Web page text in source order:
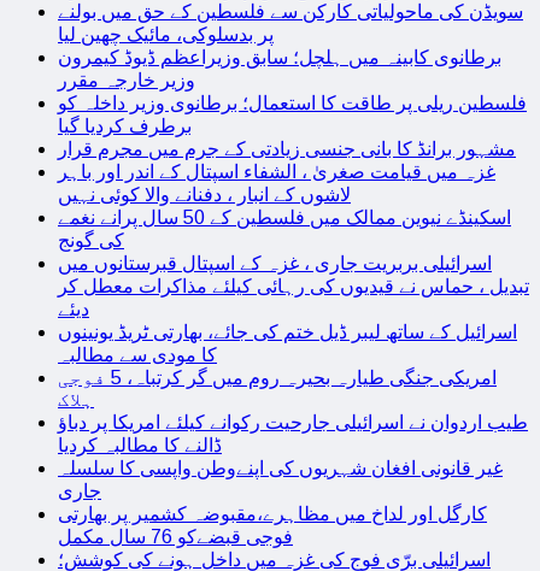
سویڈن کی ماحولیاتی کارکن سے فلسطین کے حق میں بولنے
پر بدسلوکی، مائیک چھین لیا
برطانوی کابینہ میں ہلچل؛ سابق وزیراعظم ڈیوڈ کیمرون
وزیر خارجہ مقرر
فلسطین ریلی پر طاقت کا استعمال؛ برطانوی وزیر داخلہ کو
برطرف کردیا گیا
مشہور برانڈ کا بانی جنسی زیادتی کے جرم میں مجرم قرار
غزہ میں قیامت صغریٰ ، الشفاء اسپتال کے اندر اور باہر
لاشوں کے انبار ، دفنانے والا کوئی نہیں
اسکینڈے نیوین ممالک میں فلسطین کے 50 سال پرانے نغمے
کی گونج
اسرائیلی بربریت جاری ، غزہ کے اسپتال قبرستانوں میں
تبدیل ، حماس نے قیدیوں کی رہائی کیلئے مذاکرات معطل کر
دیئے
اسرائیل کے ساتھ لیبر ڈیل ختم کی جائے، بھارتی ٹریڈ یونینوں
کا مودی سے مطالبہ
امریکی جنگی طیارہ بحیرہ روم میں گر کرتباہ، 5 فوجی
ہلاک
طیب اردوان نے اسرائیلی جارحیت رکوانے کیلئے امریکا پر دباؤ
ڈالنے کا مطالبہ کردیا
غیر قانونی افغان شہریوں کی اپنےوطن واپسی کا سلسلہ
جاری
کارگل اور لداخ میں مظاہرے،مقبوضہ کشمیر پر بھارتی
فوجی قبضےکو 76 سال مکمل
اسرائیلی برّی فوج کی غزہ میں داخل ہونے کی کوشش؛